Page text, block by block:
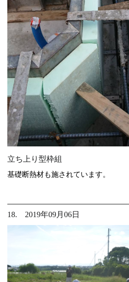
立ち上り型枠組
基礎断熱材も施されています。
18. 2019年09月06日